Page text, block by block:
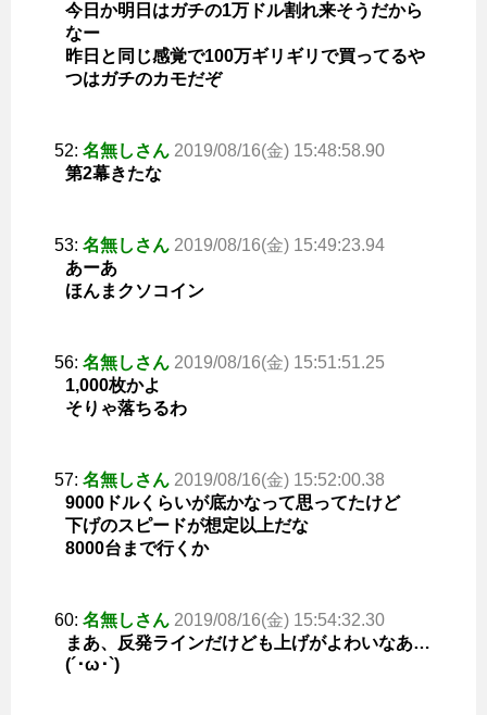
今日か明日はガチの1万ドル割れ来そうだから
なー
昨日と同じ感覚で100万ギリギリで買ってるや
つはガチのカモだぞ
52: 名無しさん 2019/08/16(金) 15:48:58.90
第2幕きたな
53: 名無しさん 2019/08/16(金) 15:49:23.94
あーあ
ほんまクソコイン
56: 名無しさん 2019/08/16(金) 15:51:51.25
1,000枚かよ
そりゃ落ちるわ
57: 名無しさん 2019/08/16(金) 15:52:00.38
9000ドルくらいが底かなって思ってたけど
下げのスピードが想定以上だな
8000台まで行くか
60: 名無しさん 2019/08/16(金) 15:54:32.30
まあ、反発ラインだけども上げがよわいなあ…
(´･ω･`)